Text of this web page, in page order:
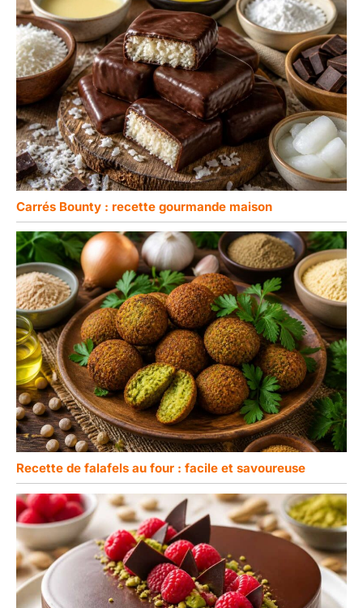
jus de fruits frais, du thé
au lait ou des cocktails
de fruits tendance, le
corps en verre
transparent met en
valeur chaque boisson.
Carrés Bounty : recette gourmande maison
Recette de falafels au four : facile et savoureuse